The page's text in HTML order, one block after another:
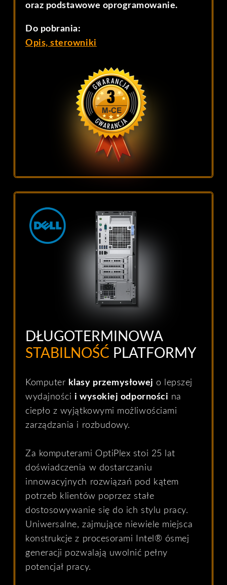
oraz podstawowe oprogramowanie.
Do pobrania:
Opis, sterowniki
DŁUGOTERMINOWA
STABILNOŚĆ PLATFORMY
Komputer klasy przemysłowej o lepszej
wydajności i wysokiej odporności na
ciepło z wyjątkowymi możliwościami
zarządzania i rozbudowy.
Za komputerami OptiPlex stoi 25 lat
doświadczenia w dostarczaniu
innowacyjnych rozwiązań pod kątem
potrzeb klientów poprzez stałe
dostosowywanie się do ich stylu pracy.
Uniwersalne, zajmujące niewiele miejsca
konstrukcje z procesorami Intel® ósmej
generacji pozwalają uwolnić pełny
potencjał pracy.